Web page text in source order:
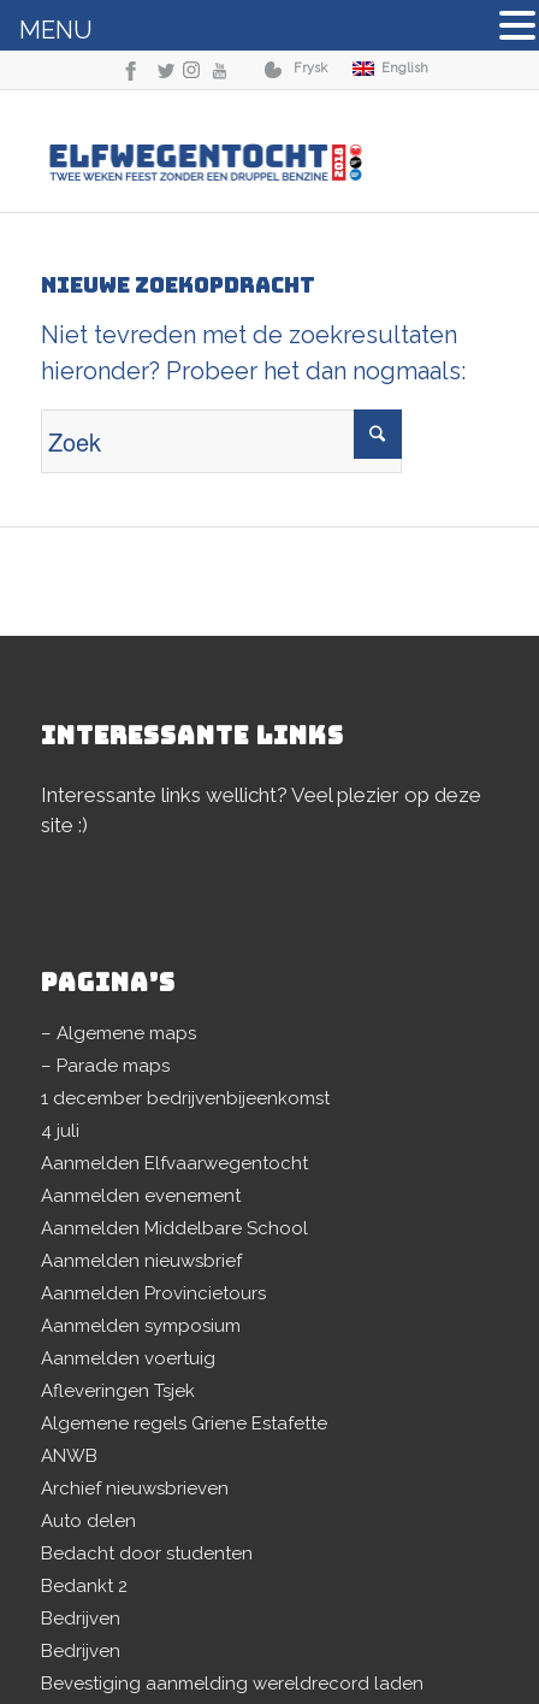
Frysk English
Nieuwe zoekopdracht
Niet tevreden met de zoekresultaten
hieronder? Probeer het dan nogmaals:
INTERESSANTE LINKS
Interessante links wellicht? Veel plezier op deze
site :)
PAGINA’S
– Algemene maps
– Parade maps
1 december bedrijvenbijeenkomst
4 juli
Aanmelden Elfvaarwegentocht
Aanmelden evenement
Aanmelden Middelbare School
Aanmelden nieuwsbrief
Aanmelden Provincietours
Aanmelden symposium
Aanmelden voertuig
Afleveringen Tsjek
Algemene regels Griene Estafette
ANWB
Archief nieuwsbrieven
Auto delen
Bedacht door studenten
Bedankt 2
Bedrijven
Bedrijven
Bevestiging aanmelding wereldrecord laden
MENU